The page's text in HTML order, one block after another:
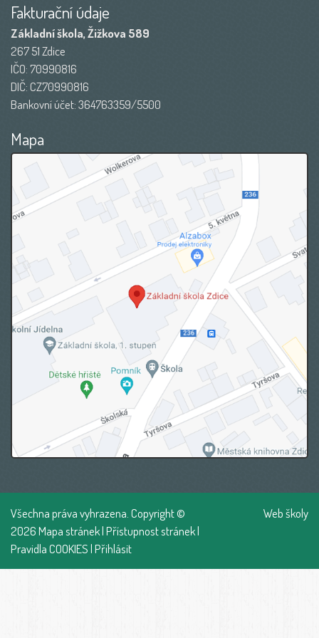
Fakturační údaje
Základní škola, Žižkova 589
267 51 Zdice
IČO: 70990816
DIČ: CZ70990816
Bankovní účet: 364763359/5500
Mapa
Všechna práva vyhrazena. Copyright ©
2026Mapa stránek|Přístupnost stránek|
Pravidla COOKIES|Přihlásit
Web školy